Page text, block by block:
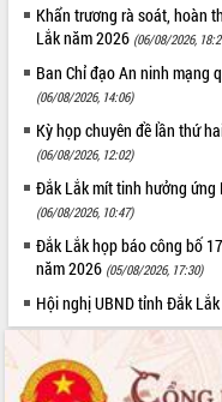
Khẩn trương rà soát, hoàn
Lắk năm 2026 (06/08/2026,
Ban Chỉ đạo An ninh mạng
(06/08/2026, 14:06)
Kỳ họp chuyên đề lần thứ
(06/08/2026, 12:02)
Đắk Lắk mít tinh hưởng ứng
(06/08/2026, 10:47)
Đắk Lắk họp báo công bố
năm 2026 (05/08/2026, 17:30)
Hội nghị UBND tỉnh Đắk